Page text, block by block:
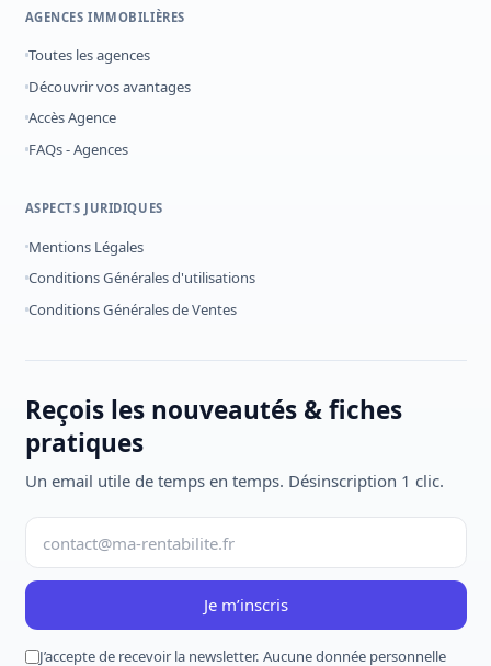
AGENCES IMMOBILIÈRES
Toutes les agences
Découvrir vos avantages
Accès Agence
FAQs - Agences
ASPECTS JURIDIQUES
Mentions Légales
Conditions Générales d'utilisations
Conditions Générales de Ventes
Reçois les nouveautés & fiches
pratiques
Un email utile de temps en temps. Désinscription 1 clic.
Je m’inscris
J’accepte de recevoir la newsletter. Aucune donnée personnelle